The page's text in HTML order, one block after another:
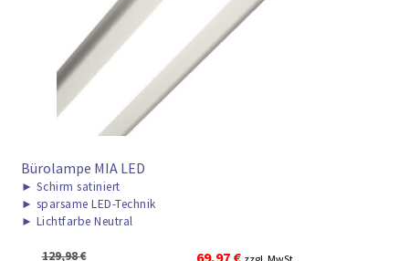
► ZAHLARTEN
► VERSANDARTEN
Bürolampe MIA LED
► Schirm satiniert
► sparsame LED-Technik
► Lichtfarbe Neutral
129,98€
Ursprünglicher
Aktueller